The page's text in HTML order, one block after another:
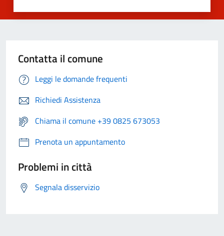
Contatta il comune
Leggi le domande frequenti
Richiedi Assistenza
Chiama il comune +39 0825 673053
Prenota un appuntamento
Problemi in città
Segnala disservizio